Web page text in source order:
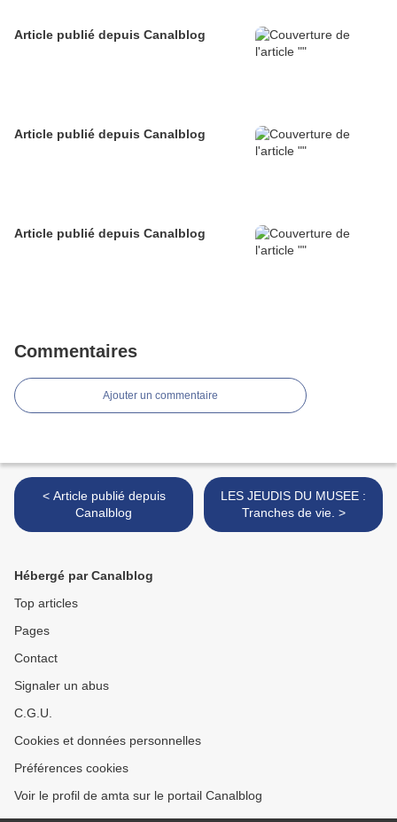
Article publié depuis Canalblog
Article publié depuis Canalblog
Article publié depuis Canalblog
Commentaires
Ajouter un commentaire
< Article publié depuis
Canalblog
LES JEUDIS DU MUSEE :
Tranches de vie. >
Hébergé par Canalblog
Top articles
Pages
Contact
Signaler un abus
C.G.U.
Cookies et données personnelles
Préférences cookies
Voir le profil de amta sur le portail Canalblog